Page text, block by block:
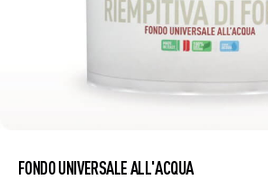
FONDO UNIVERSALE ALL'ACQUA